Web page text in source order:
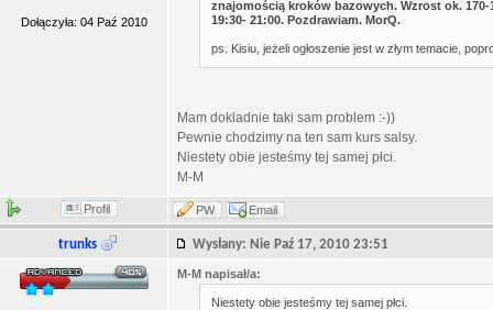
Dołączyła: 04 Paź 2010
znajomością kroków bazowych. Wzrost ok.
19:30- 21:00. Pozdrawiam. MorQ.
ps. Kisiu, jeżeli ogłoszenie jest w złym temacie,
Mam dokladnie taki sam problem :-))
Pewnie chodzimy na ten sam kurs salsy.
Niestety obie jesteśmy tej samej płci.
M-M
Profil PW Email
trunks Wysłany: Nie Paź 17, 2010 23:51
M-M napisał/a:
Niestety obie jesteśmy tej samej płci.